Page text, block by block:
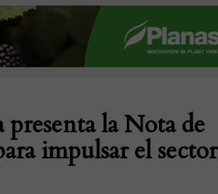
la Nota de
impulsar el sector